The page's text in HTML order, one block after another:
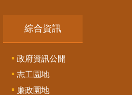
綜合資訊
政府資訊公開
志工園地
廉政園地